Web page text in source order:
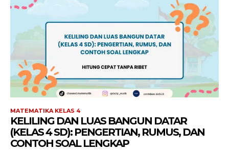
MATEMATIKA KELAS 4
KELILING DAN LUAS BANGUN DATAR
(KELAS 4 SD): PENGERTIAN, RUMUS, DAN
CONTOH SOAL LENGKAP